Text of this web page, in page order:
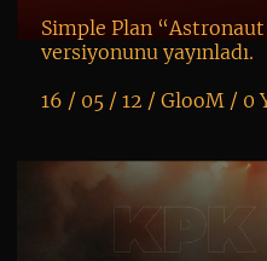
Simple Plan
versiyonunu yayınladı.
16 / 05 / 12 / GlooM/ 0